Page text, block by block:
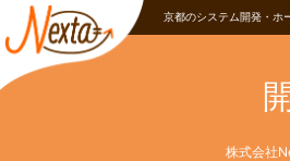
京都のシステム開発・ホ
株式会社